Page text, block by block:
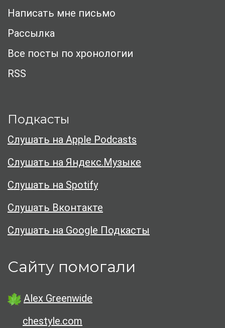
Написать мне письмо
Рассылка
Все посты по хронологии
RSS
Подкасты
Слушать на Apple Podcasts
Слушать на Яндекс.Музыке
Слушать на Spotify
Слушать Вконтакте
Слушать на Google Подкасты
Сайту помогали
Alex Greenwide
chestyle.com